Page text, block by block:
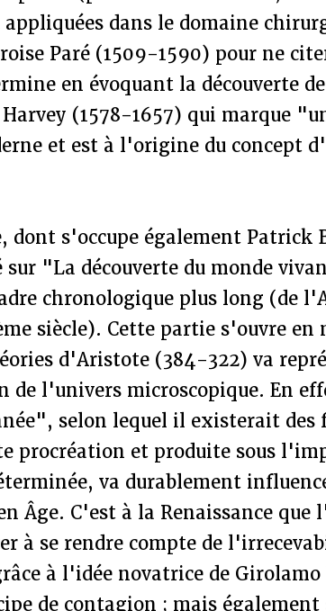
appliquées dans le domaine
Paré (1509-1590) pour ne
en évoquant la découverte
(1578-1657) qui marque
et est à l'origine du concept
dont s'occupe également Patrick
sur "La découverte du monde
chronologique plus long (de
siècle). Cette partie s'ouvre
d'Aristote (384-322) va
de l'univers microscopique. En
selon lequel il existerait des
procréation et produite sous
va durablement
Âge. C'est à la Renaissance que
à se rendre compte de
à l'idée novatrice de Girolamo
de contagion ; mais